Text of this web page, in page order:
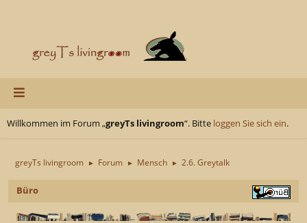
Willkommen im Forum „greyTs livingroom“. Bitte loggen Sie sich ein.
greyTs livingroom ► Forum ► Mensch ► 2.6. Greytalk
Büro